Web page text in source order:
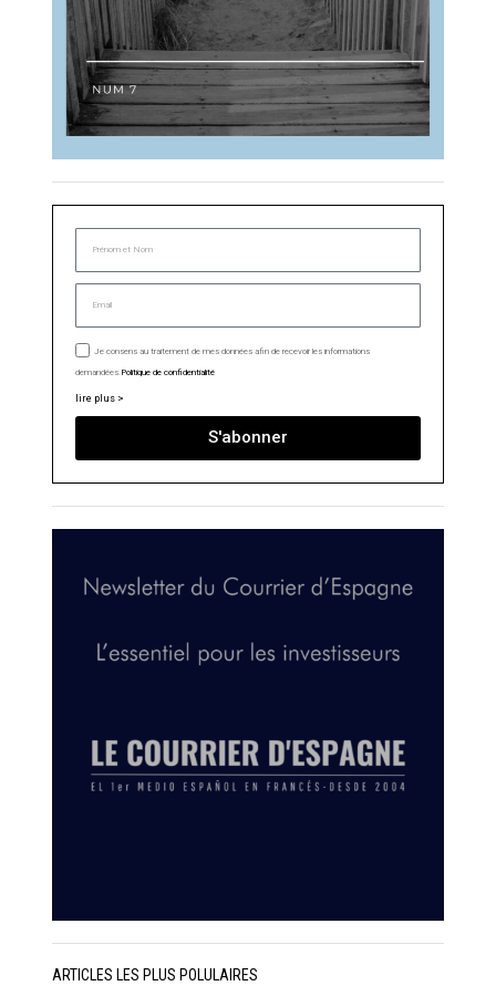
Je consens au traitement de mes données afin de recevoir les informations
demandées. Politique de confidentialité
lire plus >
S'abonner
ARTICLES LES PLUS POLULAIRES